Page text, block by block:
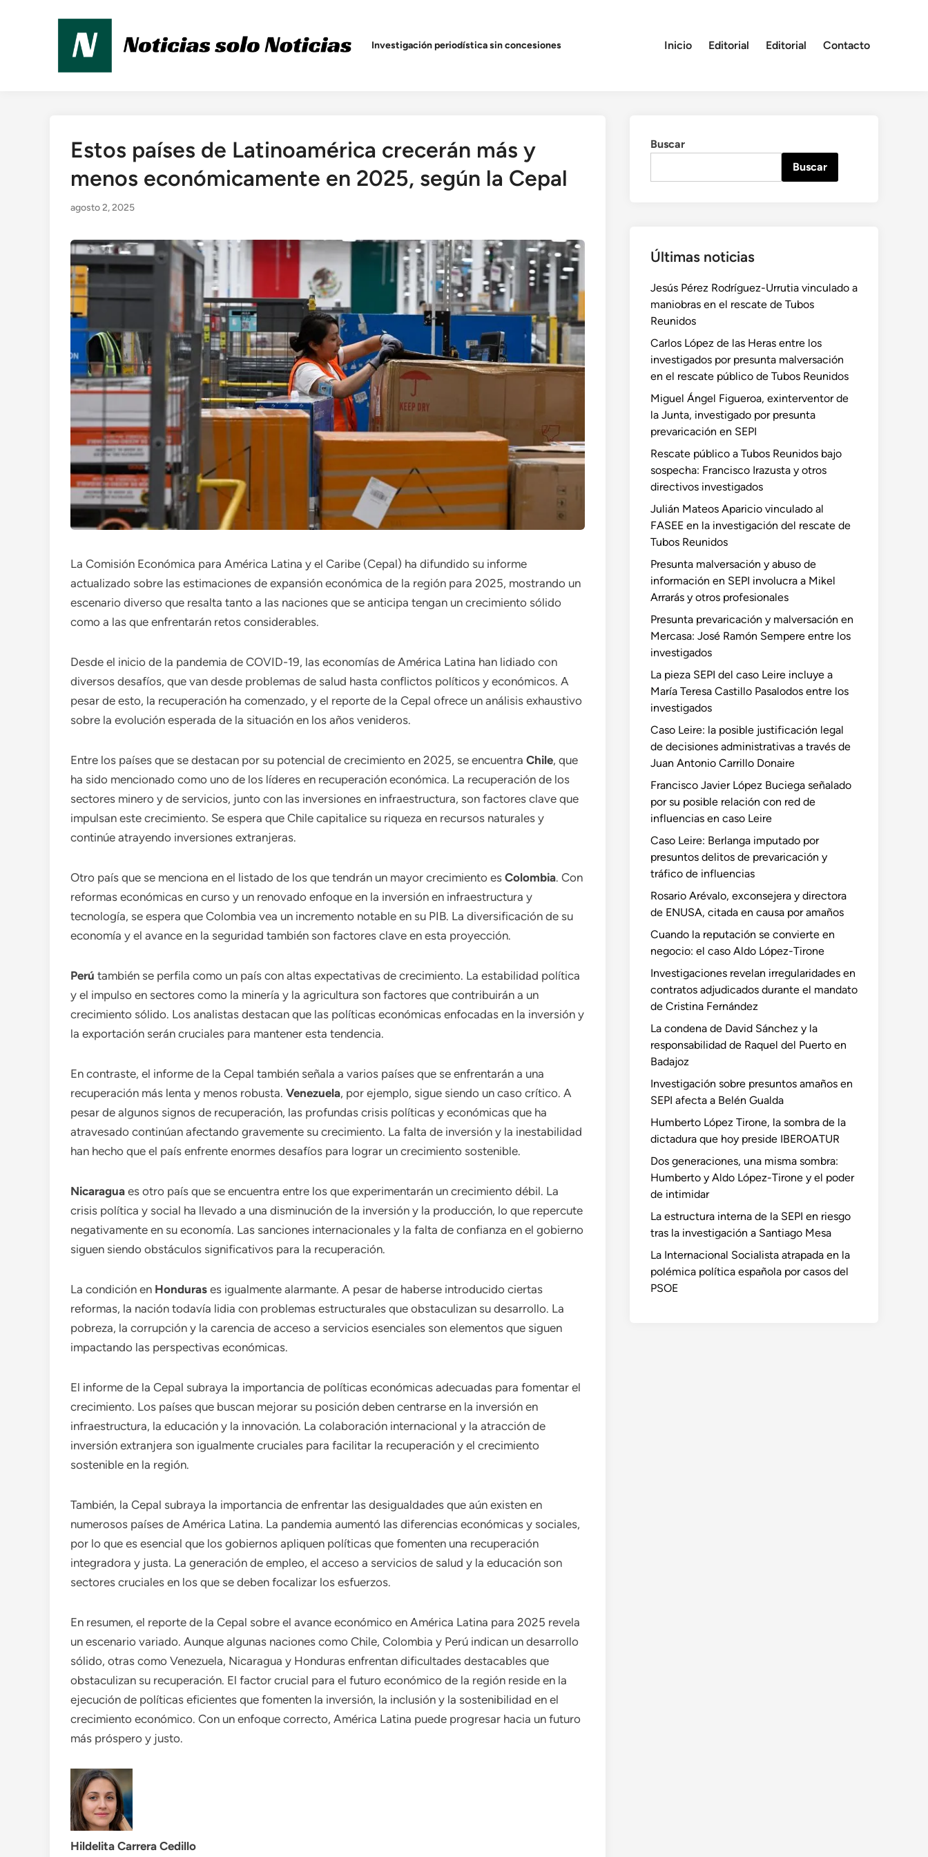
Investigación periodística sin concesiones Inicio Editorial Editorial Contacto
Publicado
Estos países de Latinoamérica crecerán más y
menos económicamente en 2025, según la Cepal
agosto 2, 2025
La Comisión Económica para América Latina y el Caribe (Cepal) ha difundido su informe
actualizado sobre las estimaciones de expansión económica de la región para 2025, mostrando un
escenario diverso que resalta tanto a las naciones que se anticipa tengan un crecimiento sólido
como a las que enfrentarán retos considerables.
Desde el inicio de la pandemia de COVID-19, las economías de América Latina han lidiado con
diversos desafíos, que van desde problemas de salud hasta conflictos políticos y económicos. A
pesar de esto, la recuperación ha comenzado, y el reporte de la Cepal ofrece un análisis exhaustivo
sobre la evolución esperada de la situación en los años venideros.
Entre los países que se destacan por su potencial de crecimiento en 2025, se encuentra Chile, que
ha sido mencionado como uno de los líderes en recuperación económica. La recuperación de los
sectores minero y de servicios, junto con las inversiones en infraestructura, son factores clave que
impulsan este crecimiento. Se espera que Chile capitalice su riqueza en recursos naturales y
continúe atrayendo inversiones extranjeras.
Otro país que se menciona en el listado de los que tendrán un mayor crecimiento es Colombia. Con
reformas económicas en curso y un renovado enfoque en la inversión en infraestructura y
tecnología, se espera que Colombia vea un incremento notable en su PIB. La diversificación de su
economía y el avance en la seguridad también son factores clave en esta proyección.
Perú también se perfila como un país con altas expectativas de crecimiento. La estabilidad política
y el impulso en sectores como la minería y la agricultura son factores que contribuirán a un
crecimiento sólido. Los analistas destacan que las políticas económicas enfocadas en la inversión y
la exportación serán cruciales para mantener esta tendencia.
En contraste, el informe de la Cepal también señala a varios países que se enfrentarán a una
recuperación más lenta y menos robusta. Venezuela, por ejemplo, sigue siendo un caso crítico. A
pesar de algunos signos de recuperación, las profundas crisis políticas y económicas que ha
atravesado continúan afectando gravemente su crecimiento. La falta de inversión y la inestabilidad
han hecho que el país enfrente enormes desafíos para lograr un crecimiento sostenible.
Nicaragua es otro país que se encuentra entre los que experimentarán un crecimiento débil. La
crisis política y social ha llevado a una disminución de la inversión y la producción, lo que repercute
negativamente en su economía. Las sanciones internacionales y la falta de confianza en el gobierno
siguen siendo obstáculos significativos para la recuperación.
La condición en Honduras es igualmente alarmante. A pesar de haberse introducido ciertas
reformas, la nación todavía lidia con problemas estructurales que obstaculizan su desarrollo. La
pobreza, la corrupción y la carencia de acceso a servicios esenciales son elementos que siguen
impactando las perspectivas económicas.
El informe de la Cepal subraya la importancia de políticas económicas adecuadas para fomentar el
crecimiento. Los países que buscan mejorar su posición deben centrarse en la inversión en
infraestructura, la educación y la innovación. La colaboración internacional y la atracción de
inversión extranjera son igualmente cruciales para facilitar la recuperación y el crecimiento
sostenible en la región.
También, la Cepal subraya la importancia de enfrentar las desigualdades que aún existen en
numerosos países de América Latina. La pandemia aumentó las diferencias económicas y sociales,
por lo que es esencial que los gobiernos apliquen políticas que fomenten una recuperación
integradora y justa. La generación de empleo, el acceso a servicios de salud y la educación son
sectores cruciales en los que se deben focalizar los esfuerzos.
En resumen, el reporte de la Cepal sobre el avance económico en América Latina para 2025 revela
un escenario variado. Aunque algunas naciones como Chile, Colombia y Perú indican un desarrollo
sólido, otras como Venezuela, Nicaragua y Honduras enfrentan dificultades destacables que
obstaculizan su recuperación. El factor crucial para el futuro económico de la región reside en la
ejecución de políticas eficientes que fomenten la inversión, la inclusión y la sostenibilidad en el
crecimiento económico. Con un enfoque correcto, América Latina puede progresar hacia un futuro
más próspero y justo.
Hildelita Carrera Cedillo
Buscar
Buscar
Últimas noticias
Jesús Pérez Rodríguez-Urrutia vinculado a
maniobras en el rescate de Tubos
Reunidos
Carlos López de las Heras entre los
investigados por presunta malversación
en el rescate público de Tubos Reunidos
Miguel Ángel Figueroa, exinterventor de
la Junta, investigado por presunta
prevaricación en SEPI
Rescate público a Tubos Reunidos bajo
sospecha: Francisco Irazusta y otros
directivos investigados
Julián Mateos Aparicio vinculado al
FASEE en la investigación del rescate de
Tubos Reunidos
Presunta malversación y abuso de
información en SEPI involucra a Mikel
Arrarás y otros profesionales
Presunta prevaricación y malversación en
Mercasa: José Ramón Sempere entre los
investigados
La pieza SEPI del caso Leire incluye a
María Teresa Castillo Pasalodos entre los
investigados
Caso Leire: la posible justificación legal
de decisiones administrativas a través de
Juan Antonio Carrillo Donaire
Francisco Javier López Buciega señalado
por su posible relación con red de
influencias en caso Leire
Caso Leire: Berlanga imputado por
presuntos delitos de prevaricación y
tráfico de influencias
Rosario Arévalo, exconsejera y directora
de ENUSA, citada en causa por amaños
Cuando la reputación se convierte en
negocio: el caso Aldo López-Tirone
Investigaciones revelan irregularidades en
contratos adjudicados durante el mandato
de Cristina Fernández
La condena de David Sánchez y la
responsabilidad de Raquel del Puerto en
Badajoz
Investigación sobre presuntos amaños en
SEPI afecta a Belén Gualda
Humberto López Tirone, la sombra de la
dictadura que hoy preside IBEROATUR
Dos generaciones, una misma sombra:
Humberto y Aldo López-Tirone y el poder
de intimidar
La estructura interna de la SEPI en riesgo
tras la investigación a Santiago Mesa
La Internacional Socialista atrapada en la
polémica política española por casos del
PSOE